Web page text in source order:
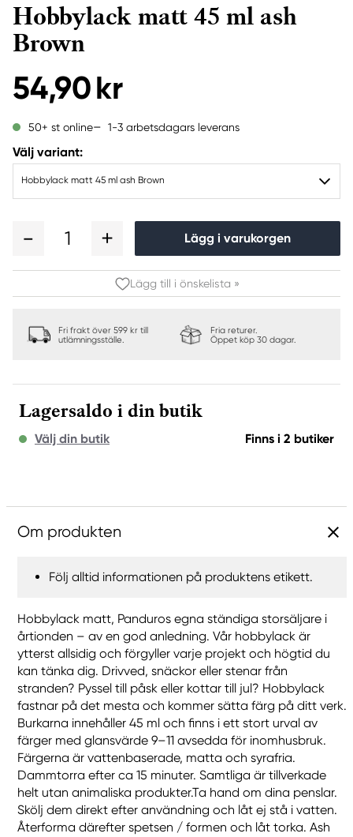
Hobbylack matt 45 ml ash
Brown
54,90 kr
50+ st online 1-3 arbetsdagars leverans
Välj variant:
Hobbylack matt 45 ml ash Brown
1 Lägg i varukorgen
Lägg till i önskelista »
Fri frakt över 599 kr till
utlämningsställe.
Fria returer.
Öppet köp 30 dagar.
Lagersaldo i din butik
Välj din butik Finns i 2 butiker
Om produkten
Följ alltid informationen på produktens etikett.
Hobbylack matt, Panduros egna ständiga storsäljare i
årtionden – av en god anledning. Vår hobbylack är
ytterst allsidig och förgyller varje projekt och högtid du
kan tänka dig. Drivved, snäckor eller stenar från
stranden? Pyssel till påsk eller kottar till jul? Hobbylack
fastnar på det mesta och kommer sätta färg på ditt verk.
Burkarna innehåller 45 ml och finns i ett stort urval av
färger med glansvärde 9–11 avsedda för inomhusbruk.
Färgerna är vattenbaserade, matta och syrafria.
Dammtorra efter ca 15 minuter. Samtliga är tillverkade
helt utan animaliska produkter.Ta hand om dina penslar.
Skölj dem direkt efter användning och låt ej stå i vatten.
Återforma därefter spetsen / formen och låt torka. Ash